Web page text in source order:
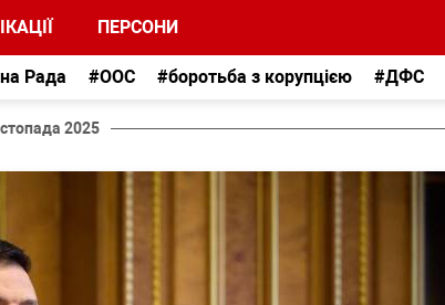
ПЕРСОНИ
Рада #ООС #боротьба з корупцією #ДФС
2025